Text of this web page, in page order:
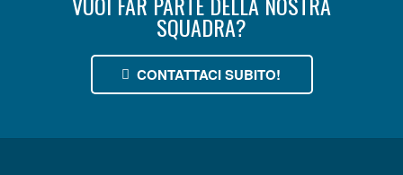
SQUADRA?
CONTATTACI SUBITO!